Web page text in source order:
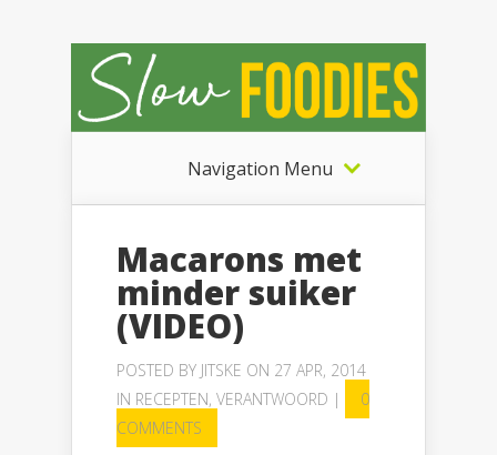
Navigation Menu
Macarons met
minder suiker
(VIDEO)
POSTED BY JITSKE ON 27 APR, 2014
IN RECEPTEN, VERANTWOORD |
0
COMMENTS